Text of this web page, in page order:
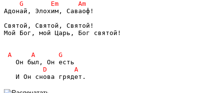
Адонай, Элохим, Саваоф!
Святой, Святой, Святой!
Мой Бог, мой Царь, Бог святой!